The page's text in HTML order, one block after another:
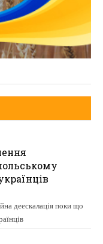
деескалація поки що